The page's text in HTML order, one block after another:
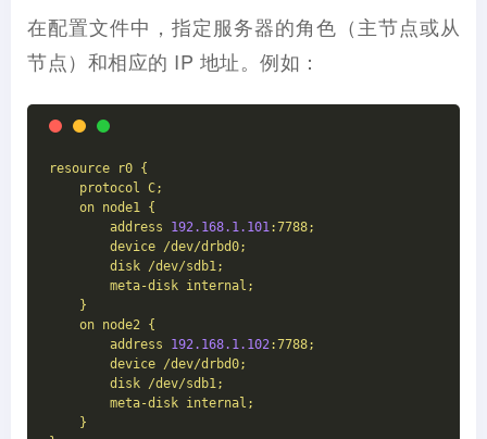
在配置文件中，指定服务器的角色（主节点或从
节点）和相应的 IP 地址。例如：
resource r0 {
protocol
C;
on node1
{
address
192.168.1 .101 :7788;
device /dev/drbd0;
disk /dev/sdb1;
meta-disk internal;
}
on node2
{
address
192.168.1 .102 :7788;
device /dev/drbd0;
disk /dev/sdb1;
meta-disk internal;
}